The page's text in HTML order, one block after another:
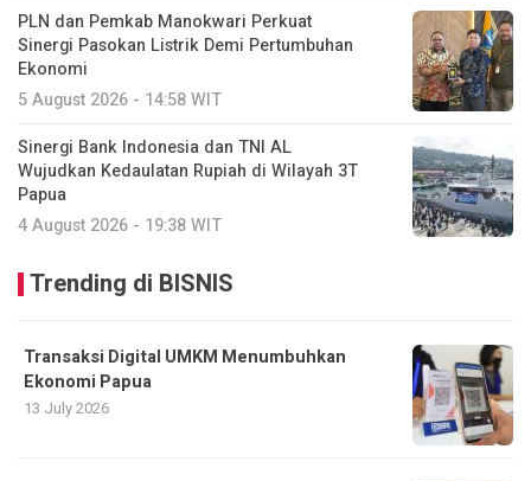
PLN dan Pemkab Manokwari Perkuat
Sinergi Pasokan Listrik Demi Pertumbuhan
Ekonomi
5 August 2026 - 14:58 WIT
Sinergi Bank Indonesia dan TNI AL
Wujudkan Kedaulatan Rupiah di Wilayah 3T
Papua
4 August 2026 - 19:38 WIT
Trending di BISNIS
Transaksi Digital UMKM Menumbuhkan
Ekonomi Papua
13 July 2026